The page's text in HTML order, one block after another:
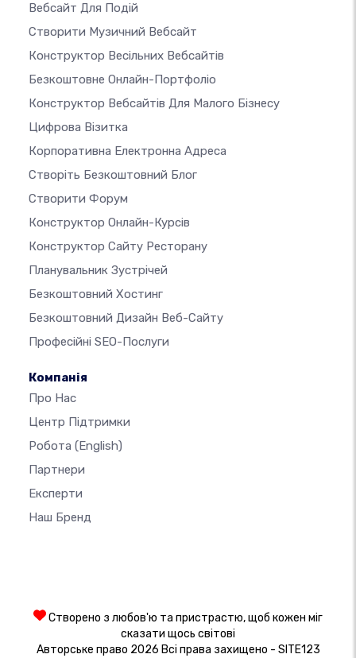
Вебсайт Для Подій
Створити Музичний Вебсайт
Конструктор Весільних Вебсайтів
Безкоштовне Онлайн-Портфоліо
Конструктор Вебсайтів Для Малого Бізнесу
Цифрова Візитка
Корпоративна Електронна Адреса
Створіть Безкоштовний Блог
Створити Форум
Конструктор Онлайн-Курсів
Конструктор Сайту Ресторану
Планувальник Зустрічей
Безкоштовний Хостинг
Безкоштовний Дизайн Веб-Сайту
Професійні SEO-Послуги
Компанія
Про Нас
Центр Підтримки
Робота (English)
Партнери
Експерти
Наш Бренд
Створено з любов'ю та пристрастю, щоб кожен міг
сказати щось світові
Авторське право 2026 Всі права захищено - SITE123